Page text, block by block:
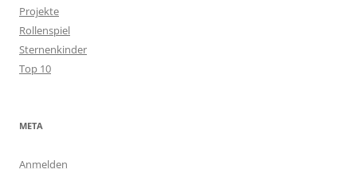
Projekte
Rollenspiel
Sternenkinder
Top 10
META
Anmelden